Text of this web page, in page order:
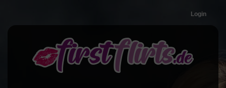
Login